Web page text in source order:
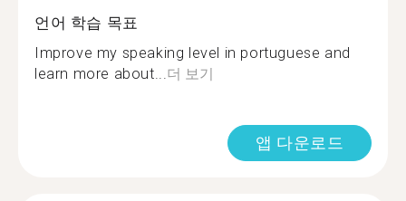
언어 학습 목표
Improve my speaking level in portuguese and
learn more about...더 보기
앱 다운로드